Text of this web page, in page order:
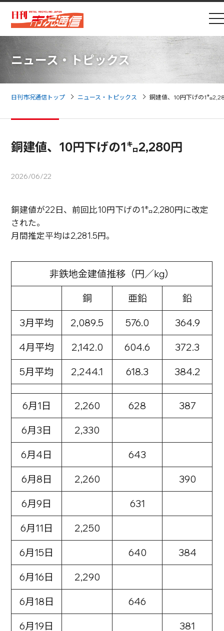
ニュース・トピックス
日刊市况通信トップ ニュース・トピックス 銅建値、10円下げの1㌔
銅建値、10円下げの1㌔2,280円
2026/06/22
銅建値が22日、前回比10円下げの1㌔2,280円に改定
された。
月間推定平均は2,281.5円。
非鉄地金建値推移（円／kg）
銅 亜鉛 鉛
3月平均 2,089.5 576.0 364.9
4月平均 2,142.0 604.6 372.3
5月平均 2,244.1 618.3 384.2
6月1日 2,260 628 387
6月3日 2,330
6月4日 643
6月8日 2,260 390
6月9日 631
6月11日 2,250
6月15日 640 384
6月16日 2,290
6月18日 646
6月19日 381